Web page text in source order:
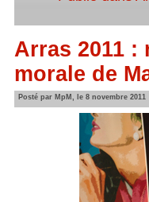
Arras 2011 :
morale de
Posté par MpM, le 8 novembre 2011